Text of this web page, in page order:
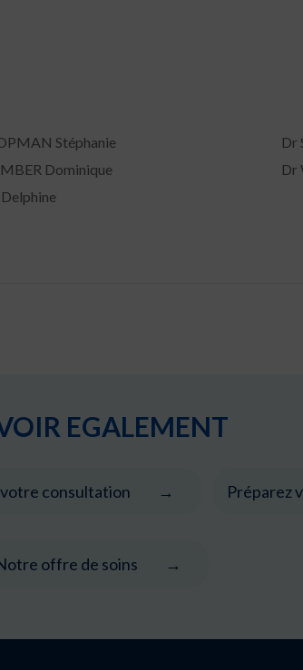
Stéphanie
Dominique
Dr
Dr
EGALEMENT
consultation Préparez
offre de soins